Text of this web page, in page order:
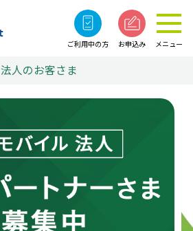
ご利用中の方 お申込み メニュー
法人のお客さま